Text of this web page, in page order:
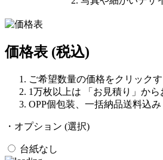
価格表 (税込)
ご希望数量の価格をクリック
1万枚以上は 「お見積り」から
OPP個包装、一括納品送料込み
・オプション (選択)
台紙なし